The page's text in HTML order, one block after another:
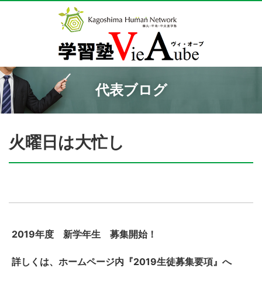
代表ブログ
火曜日は大忙し
2019年度 新学年生 募集開始！
詳しくは、ホームページ内『2019生徒募集要項』へ